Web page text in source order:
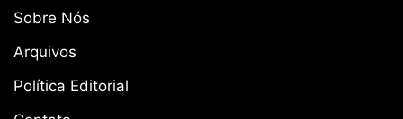
Sobre Nós
Arquivos
Política Editorial